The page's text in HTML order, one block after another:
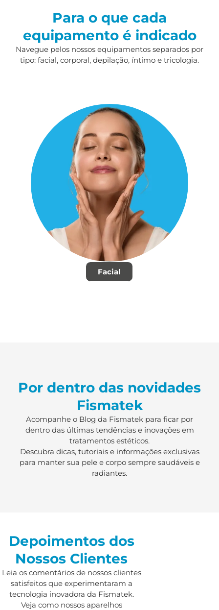
Para o que cada
equipamento é indicado
Navegue pelos nossos equipamentos separados por
tipo: facial, corporal, depilação, íntimo e tricologia.
Facial
Por dentro das novidades
Fismatek
Acompanhe o Blog da Fismatek para ficar por
dentro das últimas tendências e inovações em
tratamentos estéticos.
Descubra dicas, tutoriais e informações exclusivas
para manter sua pele e corpo sempre saudáveis e
radiantes.
Depoimentos dos
Nossos Clientes
Leia os comentários de nossos clientes
satisfeitos que experimentaram a
tecnologia inovadora da Fismatek.
Veja como nossos aparelhos